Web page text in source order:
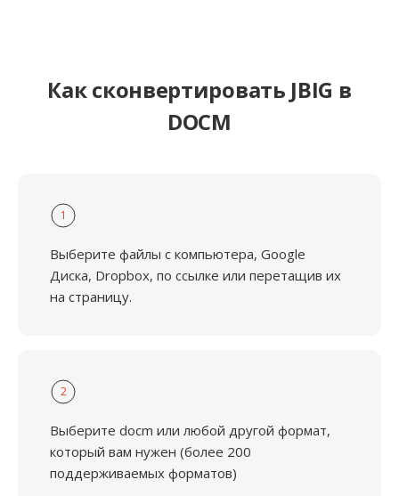
Как сконвертировать JBIG в
DOCM
1
Выберите файлы с компьютера, Google
Диска, Dropbox, по ссылке или перетащив их
на страницу.
2
Выберите docm или любой другой формат,
который вам нужен (более 200
поддерживаемых форматов)